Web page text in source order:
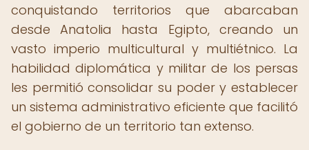
conquistando territorios que abarcaban
desde Anatolia hasta Egipto, creando un
vasto imperio multicultural y multiétnico. La
habilidad diplomática y militar de los persas
les permitió consolidar su poder y establecer
un sistema administrativo eficiente que facilitó
el gobierno de un territorio tan extenso.